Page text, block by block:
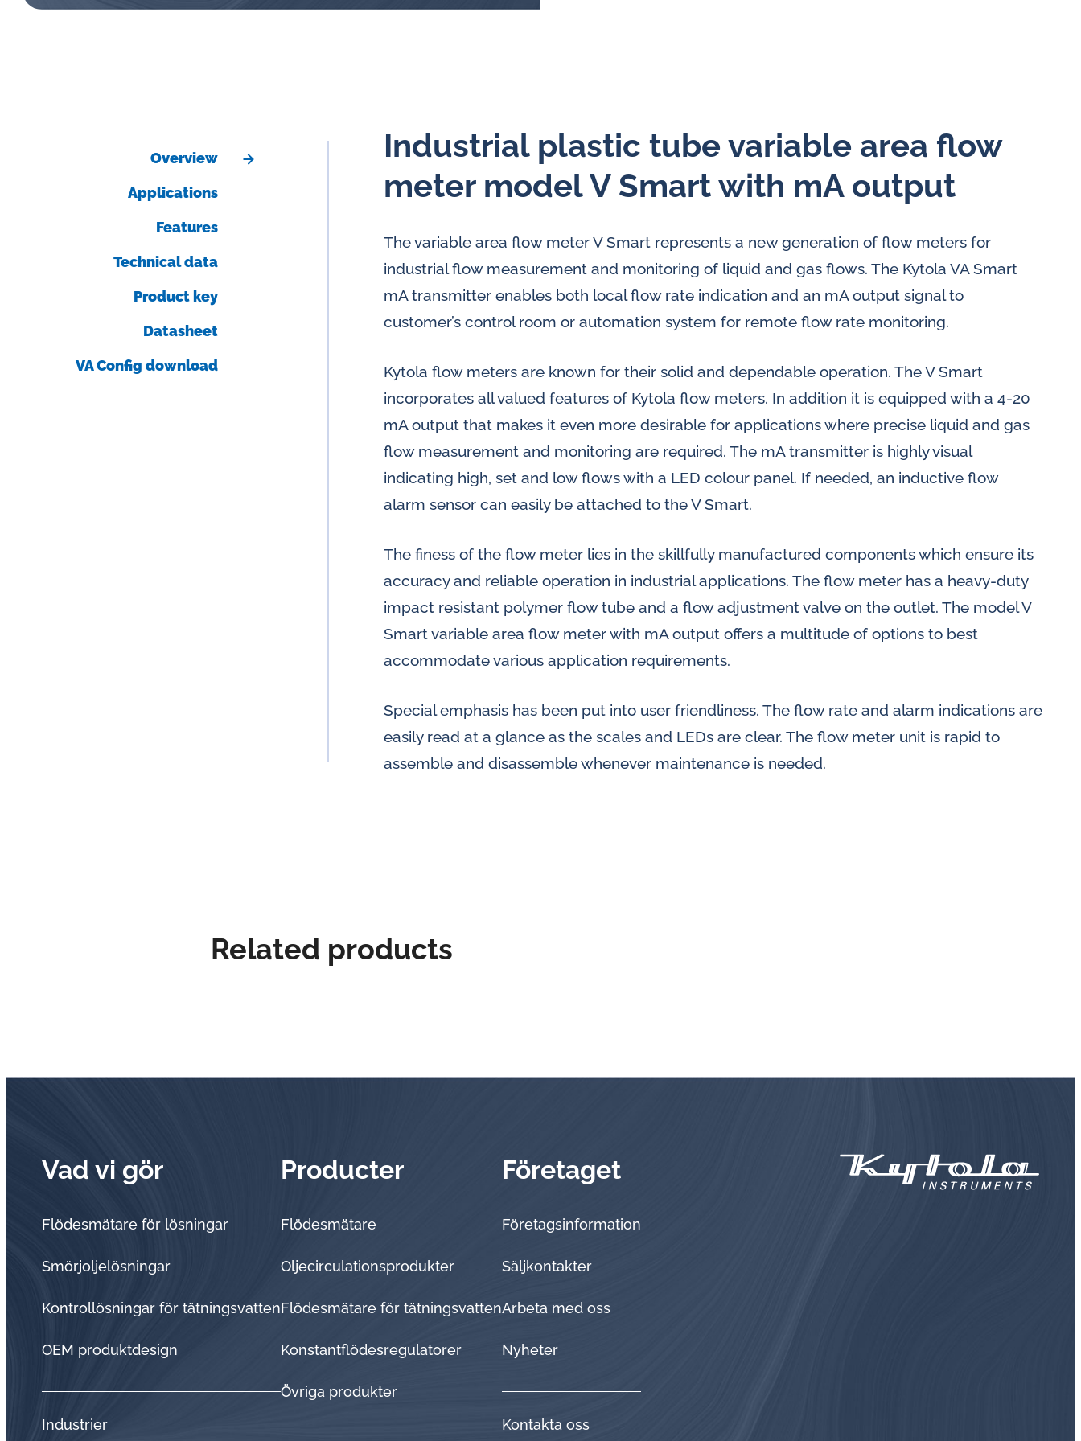
Overview
Applications
Features
Technical data
Product key
Datasheet
VA Config download
Industrial plastic tube variable area flow
meter model V Smart with mA output
The variable area flow meter V Smart represents a new generation of flow meters for
industrial flow measurement and monitoring of liquid and gas flows. The Kytola VA Smart
mA transmitter enables both local flow rate indication and an mA output signal to
customer’s control room or automation system for remote flow rate monitoring.
Kytola flow meters are known for their solid and dependable operation. The V Smart
incorporates all valued features of Kytola flow meters. In addition it is equipped with a 4-20
mA output that makes it even more desirable for applications where precise liquid and gas
flow measurement and monitoring are required. The mA transmitter is highly visual
indicating high, set and low flows with a LED colour panel. If needed, an inductive flow
alarm sensor can easily be attached to the V Smart.
The finess of the flow meter lies in the skillfully manufactured components which ensure its
accuracy and reliable operation in industrial applications. The flow meter has a heavy-duty
impact resistant polymer flow tube and a flow adjustment valve on the outlet. The model V
Smart variable area flow meter with mA output offers a multitude of options to best
accommodate various application requirements.
Special emphasis has been put into user friendliness. The flow rate and alarm indications are
easily read at a glance as the scales and LEDs are clear. The flow meter unit is rapid to
assemble and disassemble whenever maintenance is needed.
Related products
Vad vi gör
Flödesmätare för lösningar
Smörjoljelösningar
Kontrollösningar för tätningsvatten
OEM produktdesign
Industrier
Producter
Flödesmätare
Oljecirculationsprodukter
Flödesmätare för tätningsvatten
Konstantflödesregulatorer
Övriga produkter
Företaget
Företagsinformation
Sälj­kon­tak­ter
Arbeta med oss
Nyheter
Kontakta oss